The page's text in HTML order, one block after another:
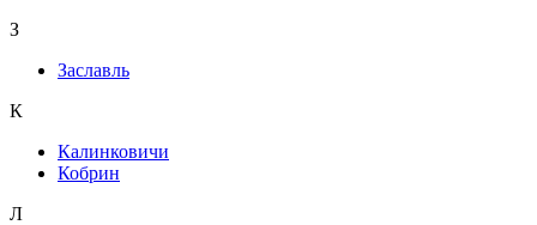
З
Заславль
К
Калинковичи
Кобрин
Л